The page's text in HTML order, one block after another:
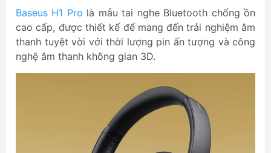
Baseus H1 Pro là mẫu tai nghe Bluetooth chống ồn
cao cấp, được thiết kế để mang đến trải nghiệm âm
thanh tuyệt vời với thời lượng pin ấn tượng và công
nghệ âm thanh không gian 3D.